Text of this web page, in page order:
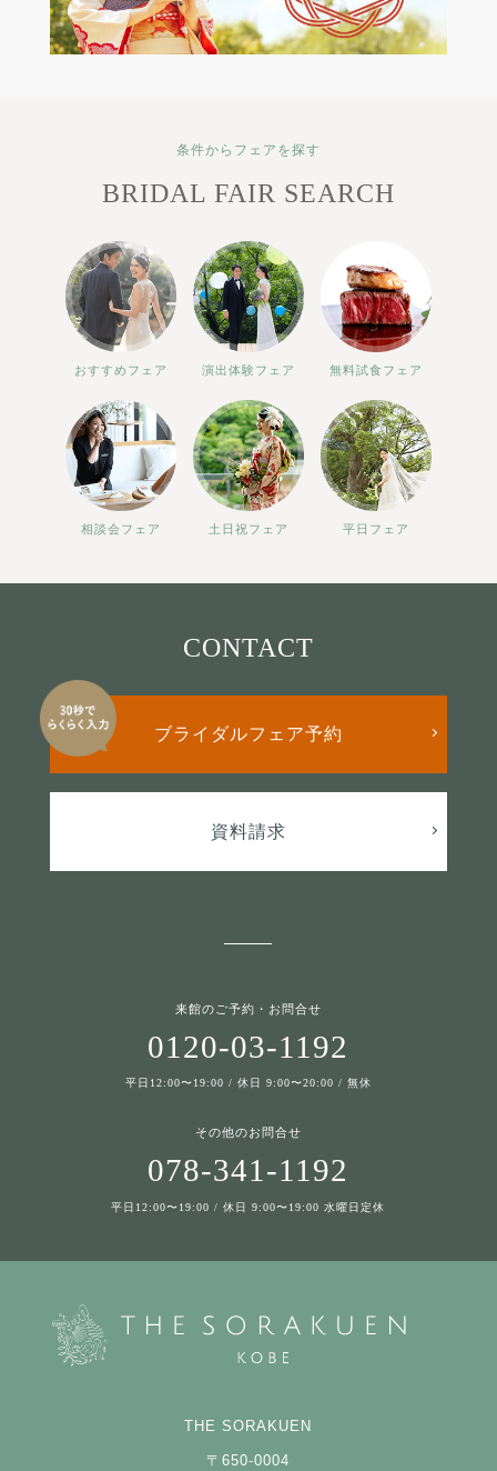
条件からフェアを探す
BRIDAL FAIR SEARCH
おすすめフェア 演出体験フェア 無料試食フェア
相談会フェア 土日祝フェア 平日フェア
CONTACT
ブライダルフェア予約
資料請求
来館のご予約・お問合せ
0120-03-1192
平日12:00〜19:00 / 休日 9:00〜20:00 / 無休
その他のお問合せ
078-341-1192
平日12:00〜19:00 / 休日 9:00〜19:00 水曜日定休
THE SORAKUEN
〒650-0004